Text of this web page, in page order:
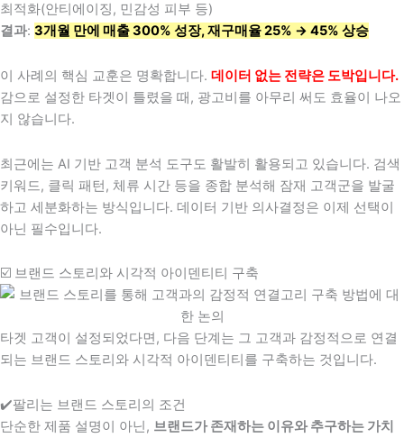
최적화(안티에이징, 민감성 피부 등)
결과: 3개월 만에 매출 300% 성장, 재구매율 25% → 45% 상승
이 사례의 핵심 교훈은 명확합니다. 데이터 없는 전략은 도박입니다.
감으로 설정한 타겟이 틀렸을 때, 광고비를 아무리 써도 효율이 나오
지 않습니다.
최근에는 AI 기반 고객 분석 도구도 활발히 활용되고 있습니다. 검색
키워드, 클릭 패턴, 체류 시간 등을 종합 분석해 잠재 고객군을 발굴
하고 세분화하는 방식입니다. 데이터 기반 의사결정은 이제 선택이
아닌 필수입니다.
☑️ 브랜드 스토리와 시각적 아이덴티티 구축
타겟 고객이 설정되었다면, 다음 단계는 그 고객과 감정적으로 연결
되는 브랜드 스토리와 시각적 아이덴티티를 구축하는 것입니다.
✔️팔리는 브랜드 스토리의 조건
단순한 제품 설명이 아닌, 브랜드가 존재하는 이유와 추구하는 가치